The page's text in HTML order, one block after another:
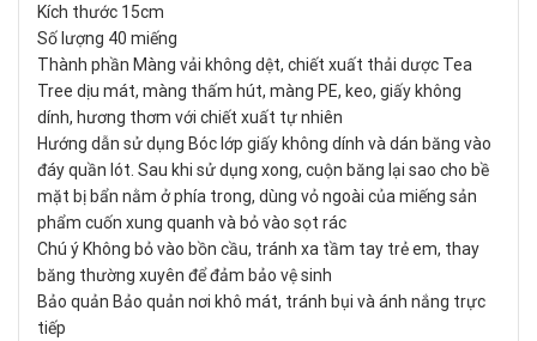
Kích thước 15cm
Số lượng 40 miếng
Thành phần Màng vải không dệt, chiết xuất thải dược Tea
Tree dịu mát, màng thấm hút, màng PE, keo, giấy không
dính, hương thơm với chiết xuất tự nhiên
Hướng dẫn sử dụng Bóc lớp giấy không dính và dán băng vào
đáy quần lót. Sau khi sử dụng xong, cuộn băng lại sao cho bề
mặt bị bẩn nằm ở phía trong, dùng vỏ ngoài của miếng sản
phẩm cuốn xung quanh và bỏ vào sọt rác
Chú ý Không bỏ vào bồn cầu, tránh xa tầm tay trẻ em, thay
băng thường xuyên để đảm bảo vệ sinh
Bảo quản Bảo quản nơi khô mát, tránh bụi và ánh nắng trực
tiếp